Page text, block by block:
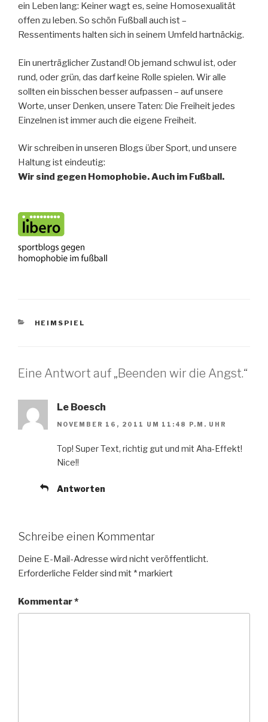
ein Leben lang: Keiner wagt es, seine Homosexualität
offen zu leben. So schön Fußball auch ist –
Ressentiments halten sich in seinem Umfeld hartnäckig.
Ein unerträglicher Zustand! Ob jemand schwul ist, oder
rund, oder grün, das darf keine Rolle spielen. Wir alle
sollten ein bisschen besser aufpassen – auf unsere
Worte, unser Denken, unsere Taten: Die Freiheit jedes
Einzelnen ist immer auch die eigene Freiheit.
Wir schreiben in unseren Blogs über Sport, und unsere
Haltung ist eindeutig:
Wir sind gegen Homophobie. Auch im Fußball.
KATEGORIEN
HEIMSPIEL
Eine Antwort auf „Beenden wir die Angst.“
Le Boesch
NOVEMBER 16, 2011 UM 11:48 P.M. UHR
Top! Super Text, richtig gut und mit Aha-Effekt!
Nice!!
Antworten
Schreibe einen Kommentar
Deine E-Mail-Adresse wird nicht veröffentlicht.
Erforderliche Felder sind mit *markiert
Kommentar*